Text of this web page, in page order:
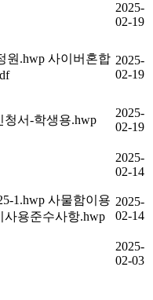
2025-
02-19
원.hwp 사이버혼합 2025-
02-19
청서-학생용.hwp
2025-
02-19
2025-
02-14
1.hwp 사물함이용
사용준수사항.hwp
2025-
02-14
2025-
02-03